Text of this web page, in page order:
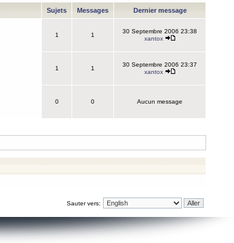
Sujets Messages Dernier message
1 1
30 Septembre 2006 23:38
xantox
1 1
30 Septembre 2006 23:37
xantox
0 0 Aucun message
Sauter vers: